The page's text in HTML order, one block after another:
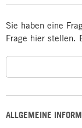
ALLGEMEINE
Sie haben eine
Frage hier stellen.